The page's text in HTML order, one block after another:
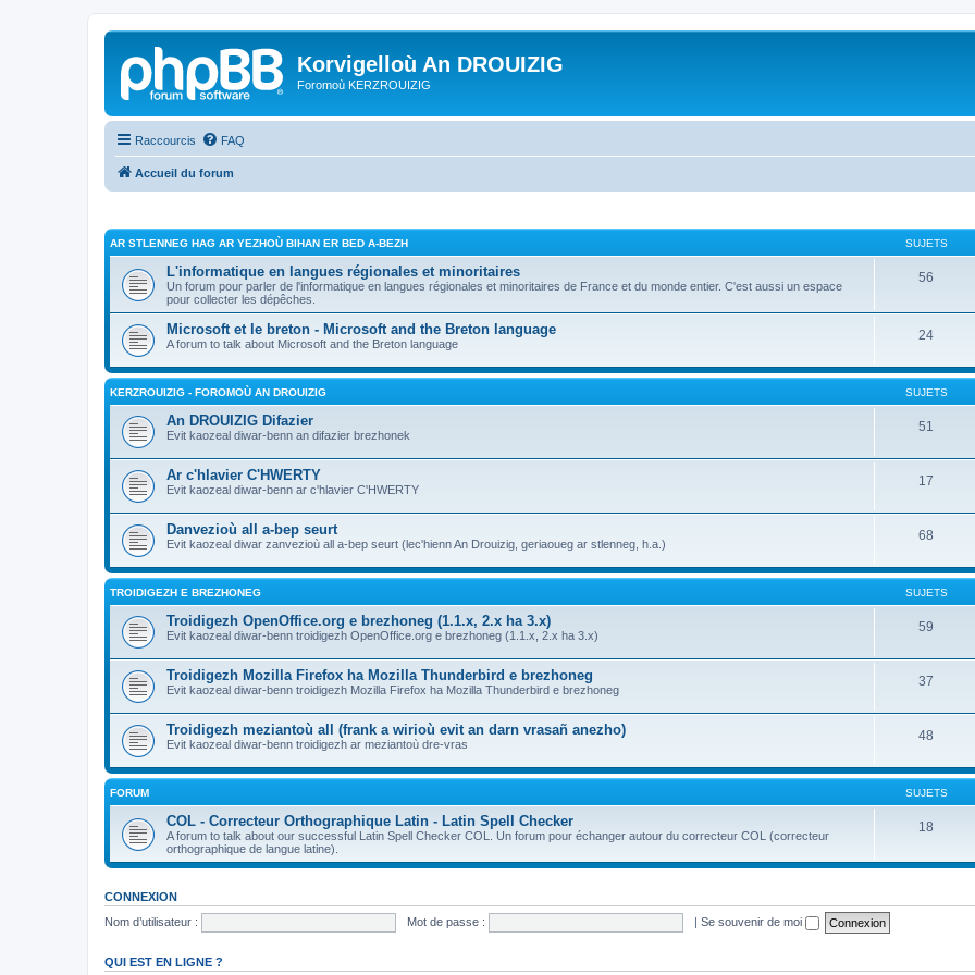
Korvigelloù An DROUIZIG
Foromoù KERZROUIZIG
Raccourcis FAQ
Accueil du forum
AR STLENNEG HAG AR YEZHOÙ BIHAN ER BED A-BEZH SUJETS
L'informatique en langues régionales et minoritaires
Un forum pour parler de l'informatique en langues régionales et minoritaires de France et du monde entier. C'est aussi un espace
pour collecter les dépêches.
56
Microsoft et le breton - Microsoft and the Breton language
A forum to talk about Microsoft and the Breton language
24
KERZROUIZIG - FOROMOÙ AN DROUIZIG SUJETS
An DROUIZIG Difazier
Evit kaozeal diwar-benn an difazier brezhonek
51
Ar c'hlavier C'HWERTY
Evit kaozeal diwar-benn ar c'hlavier C'HWERTY
17
Danvezioù all a-bep seurt
Evit kaozeal diwar zanvezioù all a-bep seurt (lec'hienn An Drouizig, geriaoueg ar stlenneg, h.a.)
68
TROIDIGEZH E BREZHONEG SUJETS
Troidigezh OpenOffice.org e brezhoneg (1.1.x, 2.x ha 3.x)
Evit kaozeal diwar-benn troidigezh OpenOffice.org e brezhoneg (1.1.x, 2.x ha 3.x)
59
Troidigezh Mozilla Firefox ha Mozilla Thunderbird e brezhoneg
Evit kaozeal diwar-benn troidigezh Mozilla Firefox ha Mozilla Thunderbird e brezhoneg
37
Troidigezh meziantoù all (frank a wirioù evit an darn vrasañ anezho)
Evit kaozeal diwar-benn troidigezh ar meziantoù dre-vras
48
FORUM SUJETS
COL - Correcteur Orthographique Latin - Latin Spell Checker
A forum to talk about our successful Latin Spell Checker COL. Un forum pour échanger autour du correcteur COL (correcteur
orthographique de langue latine).
18
CONNEXION
Nom d’utilisateur :
Mot de passe : | Se souvenir de moi
QUI EST EN LIGNE ?